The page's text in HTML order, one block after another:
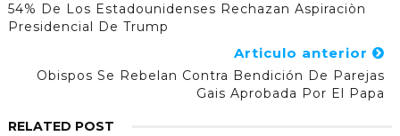
54% De Los Estadounidenses Rechazan Aspiraciòn
Presidencial De Trump
Articulo anterior
Obispos Se Rebelan Contra Bendición De Parejas
Gais Aprobada Por El Papa
RELATED POST